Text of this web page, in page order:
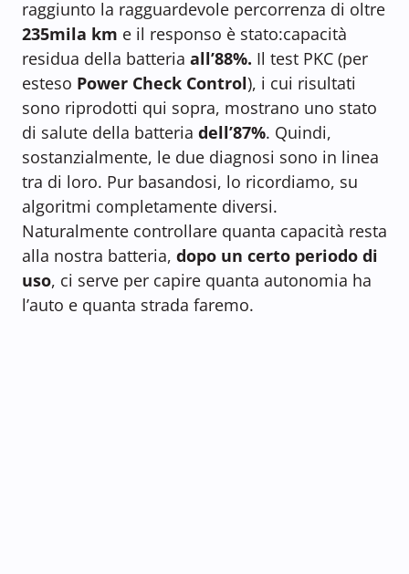
raggiunto la ragguardevole percorrenza di oltre
235mila km e il responso è stato:capacità
residua della batteria all’88%. Il test PKC (per
esteso Power Check Control), i cui risultati
sono riprodotti qui sopra, mostrano uno stato
di salute della batteria dell’87%. Quindi,
sostanzialmente, le due diagnosi sono in linea
tra di loro. Pur basandosi, lo ricordiamo, su
algoritmi completamente diversi.
Naturalmente controllare quanta capacità resta
alla nostra batteria, dopo un certo periodo di
uso, ci serve per capire quanta autonomia ha
l’auto e quanta strada faremo.